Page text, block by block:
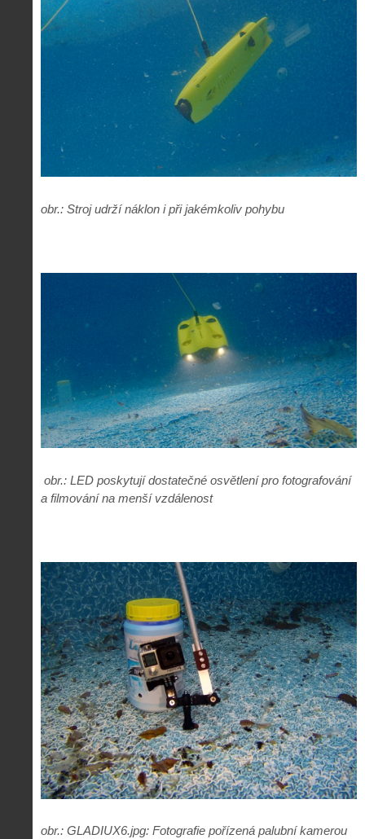
obr.: Stroj udrží náklon i při jakémkoliv pohybu
obr.: LED poskytují dostatečné osvětlení pro fotografování
a filmování na menší vzdálenost
obr.: GLADIUX6.jpg: Fotografie pořízená palubní kamerou